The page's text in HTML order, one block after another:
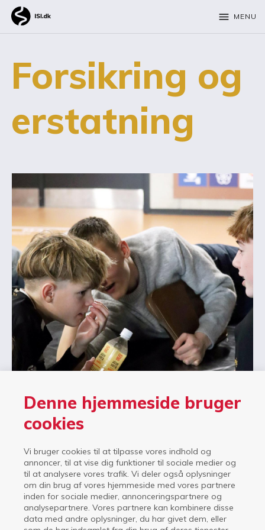
Denne hjemmeside bruger
cookies
Vi bruger cookies til at tilpasse vores indhold og
annoncer, til at vise dig funktioner til sociale medier og
til at analysere vores trafik. Vi deler også oplysninger
om din brug af vores hjemmeside med vores partnere
inden for sociale medier, annonceringspartnere og
analysepartnere. Vores partnere kan kombinere disse
data med andre oplysninger, du har givet dem, eller
menu MENU
Forsikring og
erstatning
Guldminen